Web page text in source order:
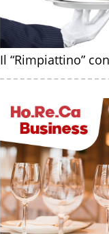
Il “Rimpiattino”